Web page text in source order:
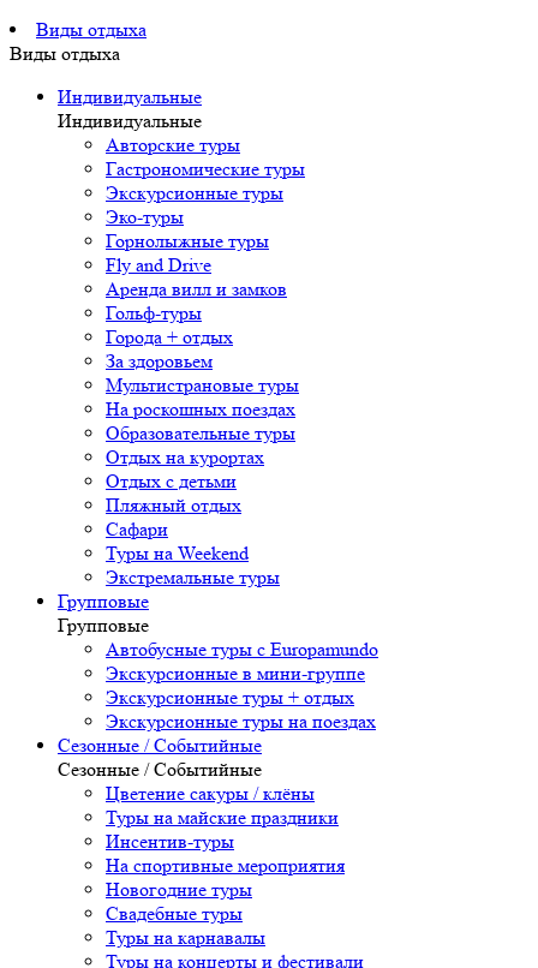
Виды отдыха
Виды отдыха
Индивидуальные
Индивидуальные
Авторские туры
Гастрономические туры
Экскурсионные туры
Эко-туры
Горнолыжные туры
Fly and Drive
Аренда вилл и замков
Гольф-туры
Города + отдых
За здоровьем
Мультистрановые туры
На роскошных поездах
Образовательные туры
Отдых на курортах
Отдых с детьми
Пляжный отдых
Сафари
Туры на Weekend
Экстремальные туры
Групповые
Групповые
Автобусные туры с Europamundo
Экскурсионные в мини-группе
Экскурсионные туры + отдых
Экскурсионные туры на поездах
Сезонные / Событийные
Сезонные / Событийные
Цветение сакуры / клёны
Туры на майские праздники
Инсентив-туры
На спортивные мероприятия
Новогодние туры
Свадебные туры
Туры на карнавалы
Туры на концерты и фестивали